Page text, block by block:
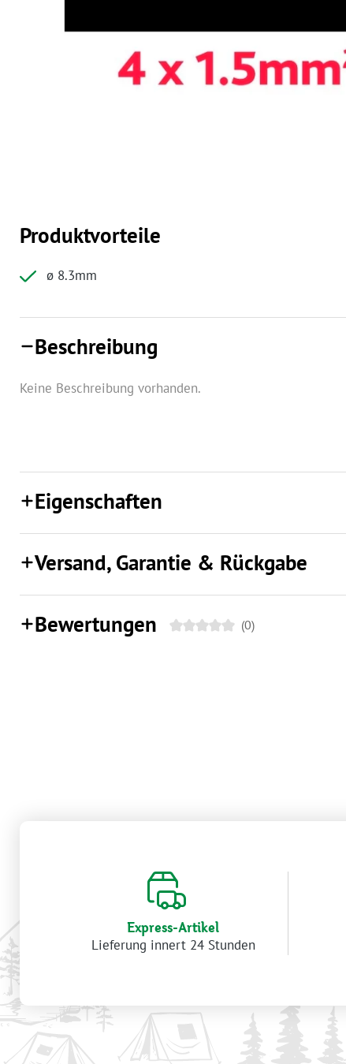
Produktvorteile
ø 8.3mm
Beschreibung
Keine Beschreibung vorhanden.
Eigenschaften
Versand, Garantie & Rückgabe
Bewertungen (0)
Express-Artikel
Lieferung innert 24 Stunden